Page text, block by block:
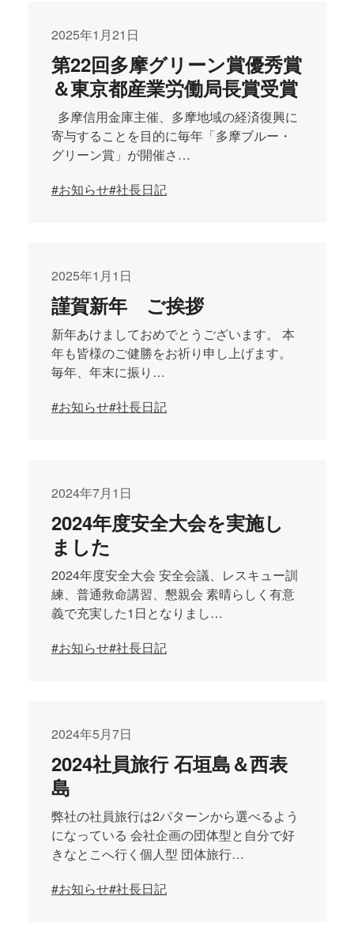
2025年1月21日
第22回多摩グリーン賞優秀賞
＆東京都産業労働局長賞受賞
多摩信用金庫主催、多摩地域の経済復興に
寄与することを目的に毎年「多摩ブルー・
グリーン賞」が開催さ…
#お知らせ#社長日記
2025年1月1日
謹賀新年 ご挨拶
新年あけましておめでとうございます。 本
年も皆様のご健勝をお祈り申し上げます。
毎年、年末に振り…
#お知らせ#社長日記
2024年7月1日
2024年度安全大会を実施し
ました
2024年度安全大会 安全会議、レスキュー訓
練、普通救命講習、懇親会 素晴らしく有意
義で充実した1日となりまし…
#お知らせ#社長日記
2024年5月7日
2024社員旅行 石垣島＆西表
島
弊社の社員旅行は2パターンから選べるよう
になっている 会社企画の団体型と自分で好
きなとこへ行く個人型 団体旅行…
#お知らせ#社長日記